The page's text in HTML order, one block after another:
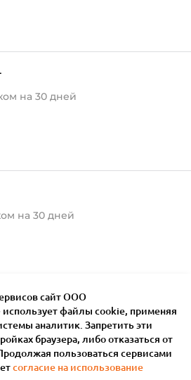
на 30 дней
на 30 дней
сайт ООО
файлы сookie, применяя
аналитик. Запретить эти
браузера, либо отказаться от
пользоваться сервисами
согласие на использование